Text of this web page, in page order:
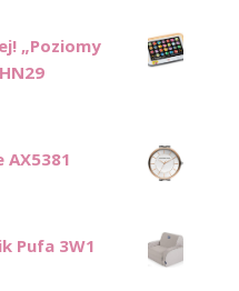
„Poziomy
AX5381
Pufa 3W1